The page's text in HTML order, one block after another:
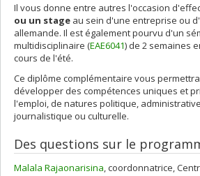
Il vous donne entre autres l'occasion
ou un stage au sein d'une entreprise ou
allemande. Il est également pourvu d'un
multidisciplinaire (EAE6041) de 2 semaines
cours de l'été.
Ce diplôme complémentaire vous
développer des compétences uniques et
l'emploi, de natures politique,
journalistique ou culturelle.
Des questions sur le
Malala Rajaonarisina , coordonnatrice,